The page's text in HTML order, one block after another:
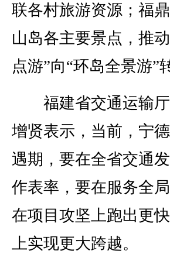
联各村旅游资源；福
山岛各主要景点，推
点游”向“环岛全景游
福建省交通运输厅
增贤表示，当前，宁
遇期，要在全省交通
作表率，要在服务全
在项目攻坚上跑出更
上实现更大跨越。